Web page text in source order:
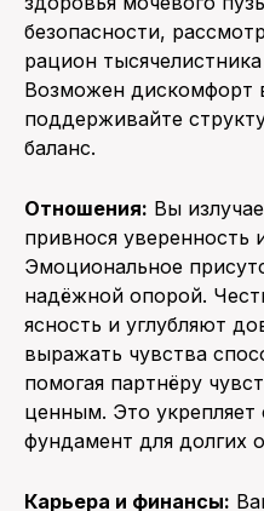
безопасности,
рацион
Возможен дискомфорт
поддерживайте
баланс.
Отношения: Вы
привнося уверенность
Эмоциональное
надёжной опорой.
ясность и углубляют
выражать чувства
помогая партнёру
ценным. Это укрепляет
фундамент для долгих
Карьера и финансы: